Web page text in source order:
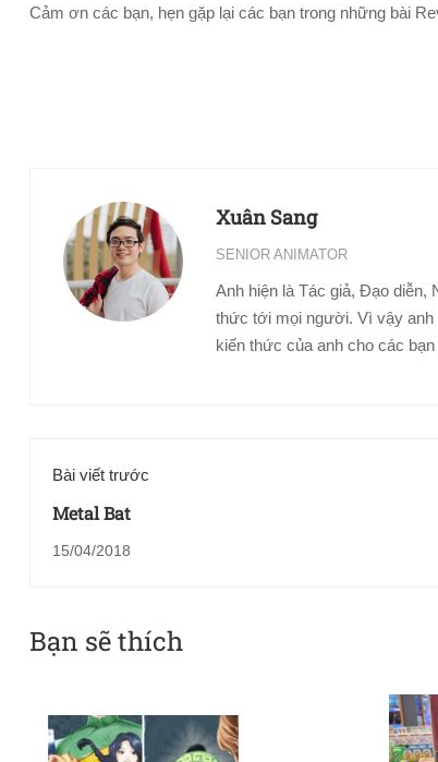
Tóm tắt nội dung:
Cảm ơn các bạn, hẹn gặp lại các bạn trong những bài
Xuân Sang
SENIOR ANIMATOR
Anh hiện là Tác giả, Đạo diễn,
thức tới mọi người. Vì vậy anh
kiến thức của anh cho các
Bài viết trước
Metal Bat
15/04/2018
Bạn sẽ thích